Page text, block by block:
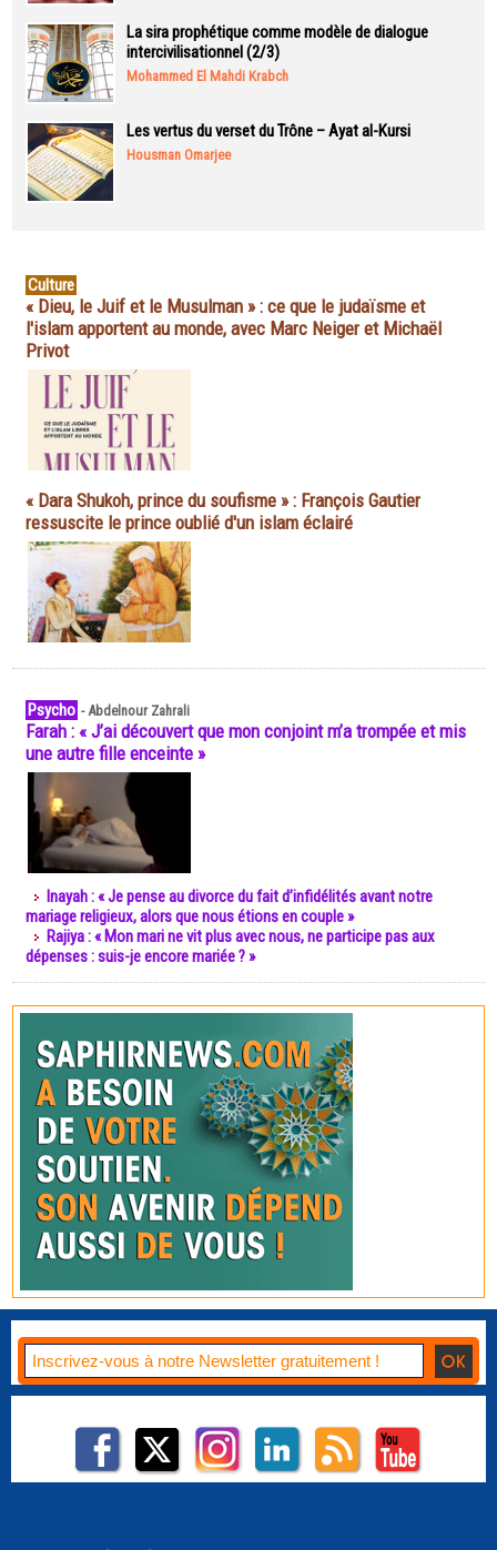
La sira prophétique comme modèle de dialogue
intercivilisationnel (2/3)
Mohammed El Mahdi Krabch
Les vertus du verset du Trône – Ayat al-Kursi
Housman Omarjee
Culture
« Dieu, le Juif et le Musulman » : ce que le judaïsme et
l'islam apportent au monde, avec Marc Neiger et Michaël
Privot
« Dara Shukoh, prince du soufisme » : François Gautier
ressuscite le prince oublié d'un islam éclairé
Psycho -Abdelnour Zahrali
Farah : « J’ai découvert que mon conjoint m’a trompée et mis
une autre fille enceinte »
Inayah : « Je pense au divorce du fait d’infidélités avant notre
mariage religieux, alors que nous étions en couple »
Rajiya : « Mon mari ne vit plus avec nous, ne participe pas aux
dépenses : suis-je encore mariée ? »